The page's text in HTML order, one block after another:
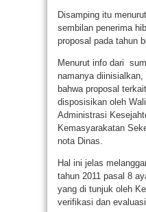
Disamping itu
sembilan penerima
proposal pada tahun
Menurut info dari
namanya
bahwa proposal
disposisikan oleh
Administrasi
Kemasyarakatan
nota Dinas.
Hal ini jelas
tahun 2011 pasal 8
yang di tunjuk oleh
verifikasi dan